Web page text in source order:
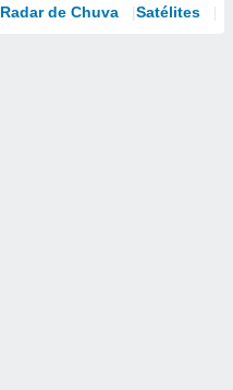
Radar de Chuva Satélites